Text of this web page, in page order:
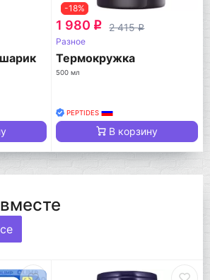
-18%
1 980 q 2 415q
Разное
Термокружка
500 мл
PEPTIDES
В корзину